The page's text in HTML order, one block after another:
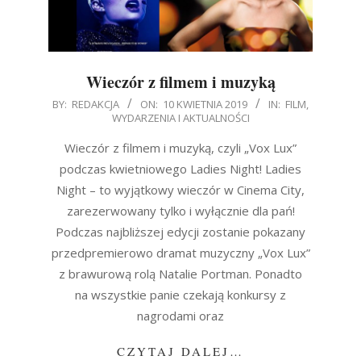
Wieczór z filmem i muzyką
2019-
BY: REDAKCJA ON: 10 KWIETNIA 2019 IN: FILM,
WYDARZENIA I AKTUALNOŚCI
Wieczór z filmem i muzyką, czyli „Vox Lux”
podczas kwietniowego Ladies Night! Ladies
Night – to wyjątkowy wieczór w Cinema City,
zarezerwowany tylko i wyłącznie dla pań!
Podczas najbliższej edycji zostanie pokazany
przedpremierowo dramat muzyczny „Vox Lux”
z brawurową rolą Natalie Portman. Ponadto
na wszystkie panie czekają konkursy z
nagrodami oraz
CZYTAJ DALEJ…